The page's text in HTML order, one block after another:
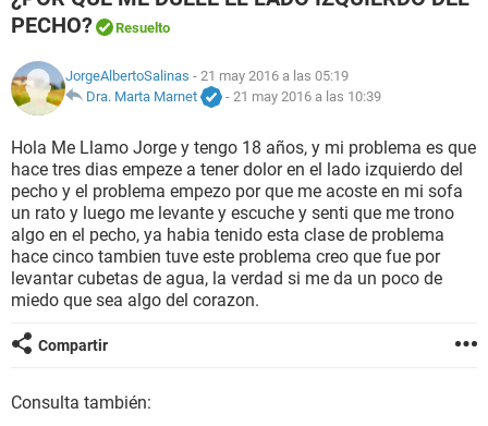
FAMILIA
NUTRICIÓN
SEXUALIDAD
GLOSARIO
PECHO?
Resuelto
JorgeAlbertoSalinas - 21 may 2016 a las 05:19
Dra. Marta Marnet
- 21 may 2016 a las 10:39
Hola Me Llamo Jorge y tengo 18 años, y mi problema es que
hace tres dias empeze a tener dolor en el lado izquierdo del
pecho y el problema empezo por que me acoste en mi sofa
un rato y luego me levante y escuche y senti que me trono
algo en el pecho, ya habia tenido esta clase de problema
hace cinco tambien tuve este problema creo que fue por
levantar cubetas de agua, la verdad si me da un poco de
miedo que sea algo del corazon.
Compartir
Consulta también: